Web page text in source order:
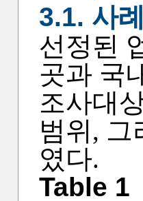
3.1. 사
선정된
곳과 국
조사대
범위,
였다.
Table 1